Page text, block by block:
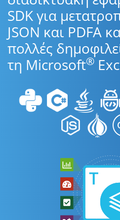
SDK για
JSON και PDFA
πολλές
τη Microsoft®